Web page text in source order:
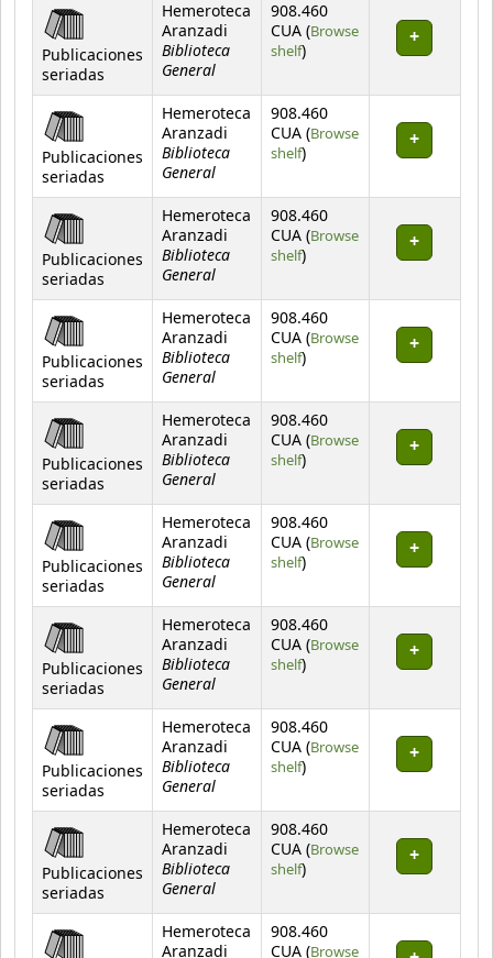
Publicaciones
seriadas
Hemeroteca
Aranzadi
Biblioteca
General
908.460
CUA (Browse
shelf(Opens below)
)
Publicaciones
seriadas
Hemeroteca
Aranzadi
Biblioteca
General
908.460
CUA (Browse
shelf(Opens below)
)
Publicaciones
seriadas
Hemeroteca
Aranzadi
Biblioteca
General
908.460
CUA (Browse
shelf(Opens below)
)
Publicaciones
seriadas
Hemeroteca
Aranzadi
Biblioteca
General
908.460
CUA (Browse
shelf(Opens below)
)
Publicaciones
seriadas
Hemeroteca
Aranzadi
Biblioteca
General
908.460
CUA (Browse
shelf(Opens below)
)
Publicaciones
seriadas
Hemeroteca
Aranzadi
Biblioteca
General
908.460
CUA (Browse
shelf(Opens below)
)
Publicaciones
seriadas
Hemeroteca
Aranzadi
Biblioteca
General
908.460
CUA (Browse
shelf(Opens below)
)
Publicaciones
seriadas
Hemeroteca
Aranzadi
Biblioteca
General
908.460
CUA (Browse
shelf(Opens below)
)
Publicaciones
seriadas
Hemeroteca
Aranzadi
Biblioteca
General
908.460
CUA (Browse
shelf(Opens below)
)
Hemeroteca
Aranzadi
908.460
CUA (Browse